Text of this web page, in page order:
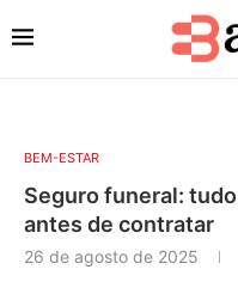
BEM-ESTAR
Seguro funeral:
antes de contratar
26 de agosto de 2025